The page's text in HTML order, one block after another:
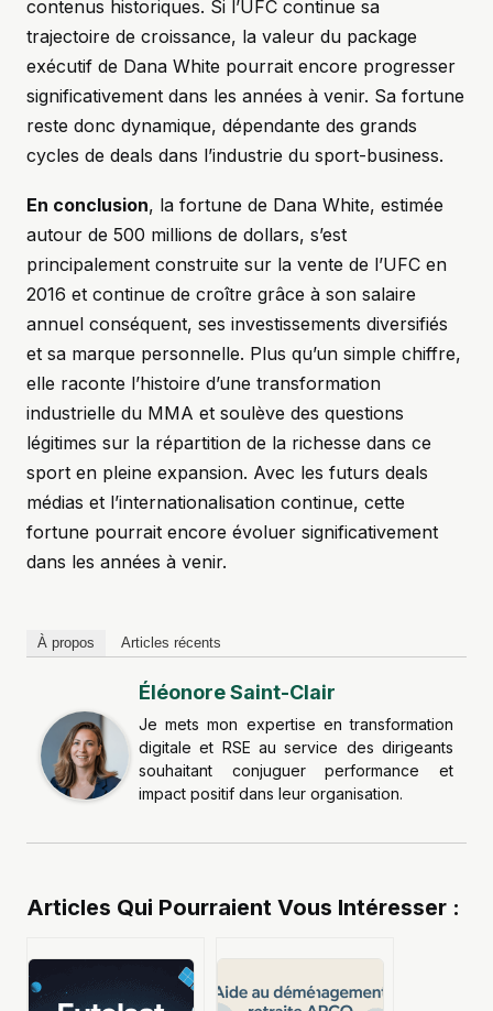
contenus historiques. Si l’UFC continue sa
trajectoire de croissance, la valeur du package
exécutif de Dana White pourrait encore progresser
significativement dans les années à venir. Sa fortune
reste donc dynamique, dépendante des grands
cycles de deals dans l’industrie du sport-business.
En conclusion, la fortune de Dana White, estimée
autour de 500 millions de dollars, s’est
principalement construite sur la vente de l’UFC en
2016 et continue de croître grâce à son salaire
annuel conséquent, ses investissements diversifiés
et sa marque personnelle. Plus qu’un simple chiffre,
elle raconte l’histoire d’une transformation
industrielle du MMA et soulève des questions
légitimes sur la répartition de la richesse dans ce
sport en pleine expansion. Avec les futurs deals
médias et l’internationalisation continue, cette
fortune pourrait encore évoluer significativement
dans les années à venir.
À propos Articles récents
Éléonore Saint-Clair
Je mets mon expertise en transformation
digitale et RSE au service des dirigeants
souhaitant conjuguer performance et
impact positif dans leur organisation.
Articles Qui Pourraient Vous Intéresser :